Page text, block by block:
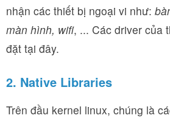
nhận các thiết bị ngoại vi như:
màn hình, wifi, ... Các driver của
đặt tại đây.
2. Native Libraries
Trên đầu kernel linux, chúng là